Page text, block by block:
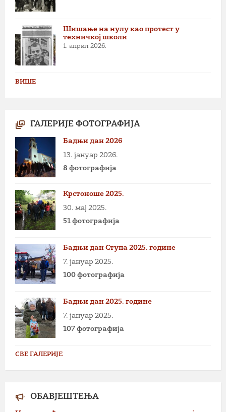
Шишање на нулу као протест у
техничкој школи
1. април 2026.
ВИШЕ
ГАЛЕРИЈЕ ФОТОГРАФИЈА
Бадњи дан 2026
13. јануар 2026.
8 фотографија
Крстоноше 2025.
30. мај 2025.
51 фотографија
Бадњи дан Ступа 2025. године
7. јануар 2025.
100 фотографија
Бадњи дан 2025. године
7. јануар 2025.
107 фотографија
СВЕ ГАЛЕРИЈЕ
ОБАВЈЕШТЕЊА